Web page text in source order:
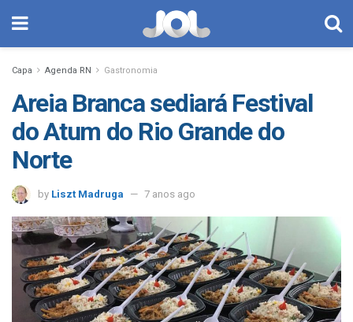
Capa Agenda RN Gastronomia
Areia Branca sediará Festival
do Atum do Rio Grande do
Norte
by Liszt Madruga 7 anos ago